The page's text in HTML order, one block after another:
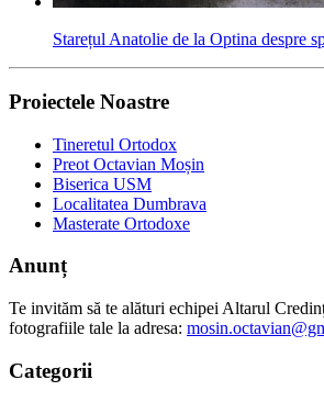
Starețul Anatolie de la Optina despre
Proiectele Noastre
Tineretul Ortodox
Preot Octavian Moșin
Biserica USM
Localitatea Dumbrava
Masterate Ortodoxe
Anunț
Te invităm să te alături echipei Altarul
fotografiile tale la adresa:
Categorii